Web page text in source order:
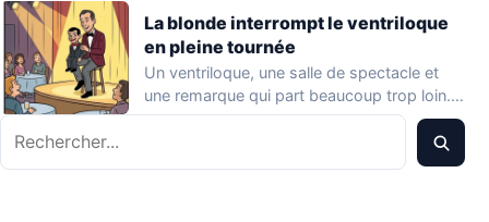
La blonde interrompt le ventriloque
en pleine tournée
Un ventriloque, une salle de spectacle et
une remarque qui part beaucoup trop loin.…